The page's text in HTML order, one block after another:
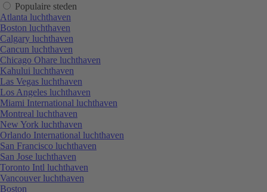
Populaire steden
Atlanta luchthaven
Boston luchthaven
Calgary luchthaven
Cancun luchthaven
Chicago Ohare luchthaven
Kahului luchthaven
Las Vegas luchthaven
Los Angeles luchthaven
Miami International luchthaven
Montreal luchthaven
New York luchthaven
Orlando International luchthaven
San Francisco luchthaven
San Jose luchthaven
Toronto Intl luchthaven
Vancouver luchthaven
Boston